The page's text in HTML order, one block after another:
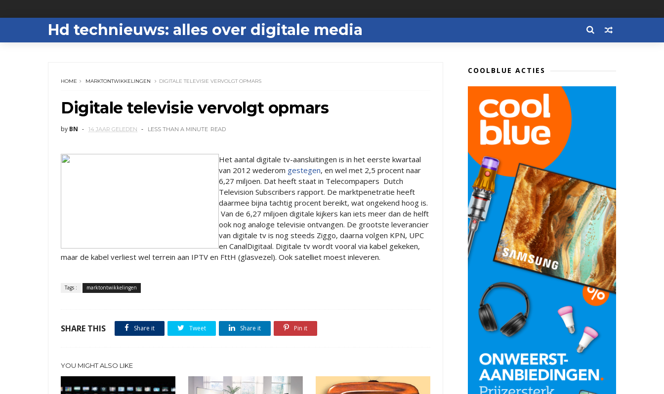
Hd technieuws: alles over digitale media
HOME MARKTONTWIKKELINGEN DIGITALE TELEVISIE VERVOLGT OPMARS
Digitale televisie vervolgt opmars
by BN 14 JAAR GELEDEN LESS THAN A MINUTE READ
Het aantal digitale tv-aansluitingen is in het eerste kwartaal
van 2012 wederom gestegen, en wel met 2,5 procent naar
6,27 miljoen. Dat heeft staat in Telecompapers Dutch
Television Subscribers rapport. De marktpenetratie heeft
daarmee bijna tachtig procent bereikt, wat ongekend hoog is.
Van de 6,27 miljoen digitale kijkers kan iets meer dan de helft
ook nog analoge televisie ontvangen. De grootste leverancier
van digitale tv is nog steeds Ziggo, daarna volgen KPN, UPC
en CanalDigitaal. Digitale tv wordt vooral via kabel gekeken,
maar de kabel verliest wel terrein aan IPTV en FttH (glasvezel). Ook satelliet moest inleveren.
Tags : marktontwikkelingen
SHARE THIS Share it Tweet Share it Pin it
YOU MIGHT ALSO LIKE
COOLBLUE ACTIES